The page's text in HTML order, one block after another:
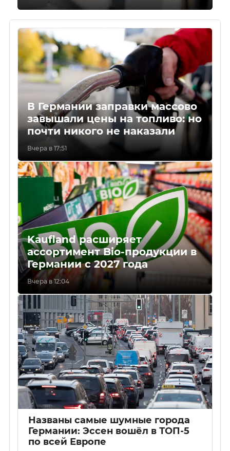
В Германии заправки массово
завышали цены на топливо: но
почти никого не наказали
Вчера в 17:51
Kaufland расширяет
ассортимент Bio-продукции в
Германии с 2027 года
Вчера в 12:04
Названы самые шумные города
Германии: Эссен вошёл в ТОП-5
по всей Европе